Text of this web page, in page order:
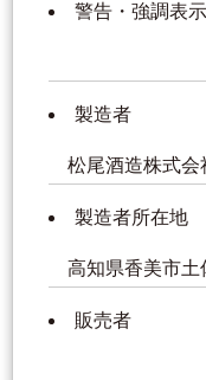
警告・強調表示
製造者
松尾酒造株式会
製造者所在地
高知県香美市土
販売者